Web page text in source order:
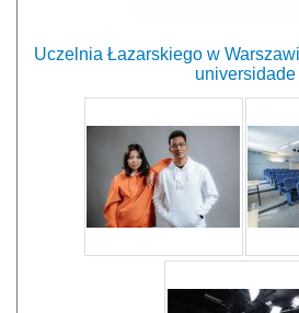
Uczelnia Łazarskiego w
universidade